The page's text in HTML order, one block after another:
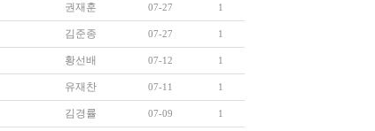
권재훈 07-27 1
김준종 07-27 1
황선배 07-12 1
유재찬 07-11 1
김경률 07-09 1